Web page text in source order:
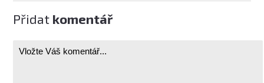
Přidat komentář